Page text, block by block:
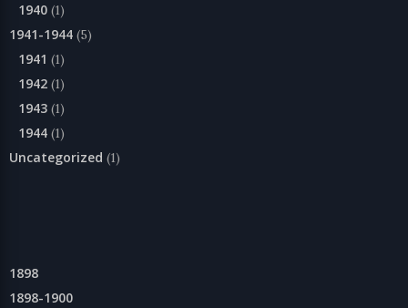
1940 (1)
1941-1944 (5)
1941 (1)
1942 (1)
1943 (1)
1944 (1)
Uncategorized (1)
1898
1898-1900